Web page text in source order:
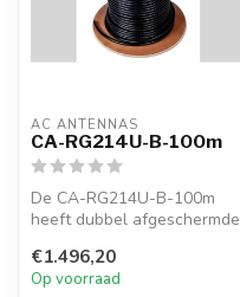
AC ANTENNAS
CA-RG214U-B-100m
De CA-RG214U-B-100m
heeft dubbel afgeschermde
RG214U, ...
€1.496,20
Op voorraad